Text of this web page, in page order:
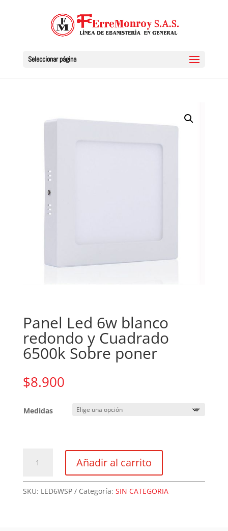
Seleccionar página
Panel Led 6w blanco
redondo y Cuadrado
6500k Sobre poner
$8.900
Medidas
blanco
Añadir al carrito
SKU: LED6WSP Categoría: SIN CATEGORIA